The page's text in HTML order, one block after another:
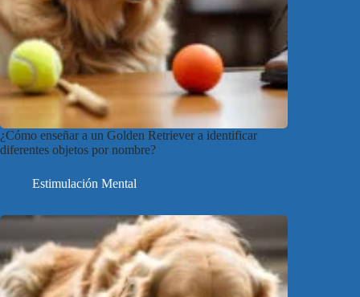
¿Cómo enseñar a un Golden Retriever a identificar
diferentes objetos por nombre?
Estimulación Mental